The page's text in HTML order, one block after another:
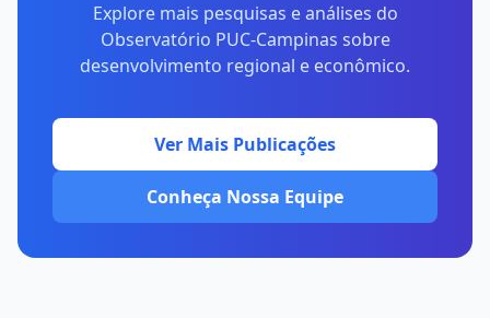
Explore mais pesquisas e análises do
Observatório PUC-Campinas sobre
desenvolvimento regional e econômico.
Ver Mais Publicações
Conheça Nossa Equipe